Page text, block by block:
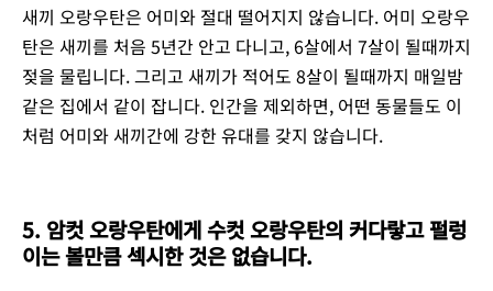
새끼 오랑우탄은 어미와 절대 떨어지지 않습니다. 어미 오랑우
탄은 새끼를 처음 5년간 안고 다니고, 6살에서 7살이 될때까지
젖을 물립니다. 그리고 새끼가 적어도 8살이 될때까지 매일밤
같은 집에서 같이 잡니다. 인간을 제외하면, 어떤 동물들도 이
처럼 어미와 새끼간에 강한 유대를 갖지 않습니다.
5. 암컷 오랑우탄에게 수컷 오랑우탄의 커다랗고 펄렁
이는 볼만큼 섹시한 것은 없습니다.